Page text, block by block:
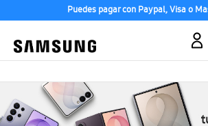
Puedes pagar con Paypal, Visa o